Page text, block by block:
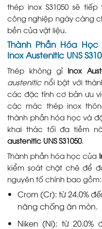
thép inox S31050 sẽ
công nghiệp ngày càng
bền của vật liệu.
Thành Phần Hóa
Inox Austenitic UNS
Thép không gỉ Inox
austeniticnổi bật với
các đặc tính cơ bản ưu
các mác thép inox
thành phần hóa học và
khai thác tối đa tiềm
austenitic UNS S31050.
Thành phần hóa học của
kiểm soát chặt chẽ để
nguyên tố chính bao gồm:
Crom (Cr): từ 24.0%
năng chống ăn mòn.
Niken (Ni): từ